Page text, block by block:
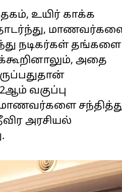
உயிர் காக்க
நடிகர்கள் தங்களை
அதை
வகுப்பு
அரசியல்